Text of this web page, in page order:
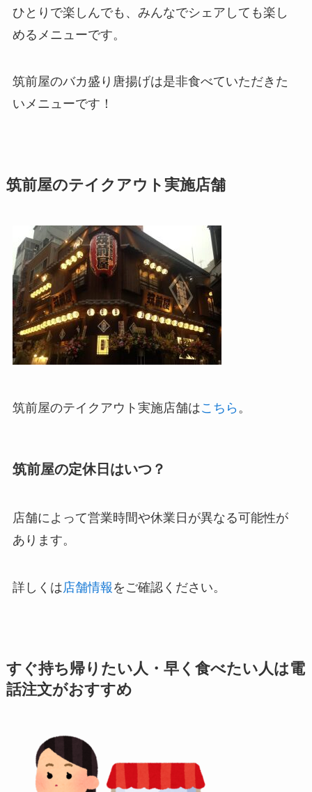
ひとりで楽しんでも、みんなでシェアしても楽し
めるメニューです。
筑前屋のバカ盛り唐揚げは是非食べていただきた
いメニューです！
筑前屋のテイクアウト実施店舗
筑前屋のテイクアウト実施店舗はこちら 。
筑前屋の定休日はいつ？
店舗によって営業時間や休業日が異なる可能性が
あります。
詳しくは店舗情報 をご確認ください。
すぐ持ち帰りたい人・早く食べたい人は電
話注文がおすすめ